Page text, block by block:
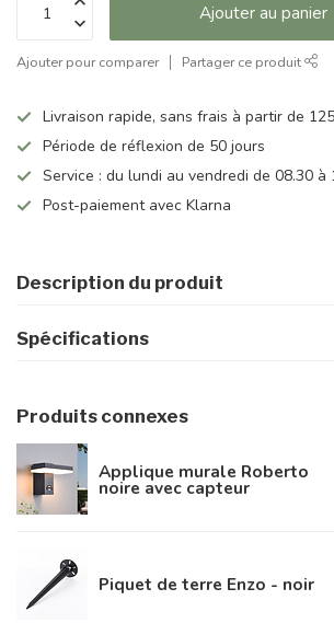
Ajouter au panier
Ajouter pour comparer Partager ce produit
Livraison rapide, sans frais à partir de
Période de réflexion de 50 jours
Service : du lundi au vendredi de 08.30 à
Post-paiement avec Klarna
Description du produit
Spécifications
Produits connexes
Applique murale Roberto
noire avec capteur
Piquet de terre Enzo - noir